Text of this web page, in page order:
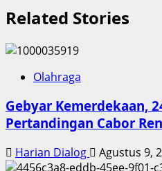
Related Stories
Olahraga
Gebyar Kemerdekaan,
Pertandingan Cabor
Harian Dialog Agustus 9,